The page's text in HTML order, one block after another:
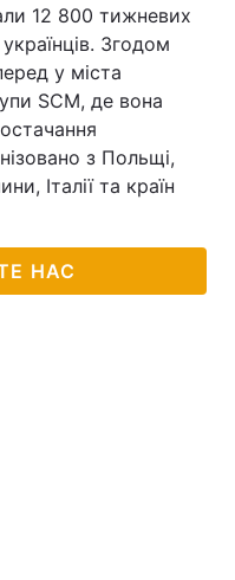
12 800 тижневих
Згодом
у міста
SCM, де вона
з Польщі,
Італії та країн
НАС